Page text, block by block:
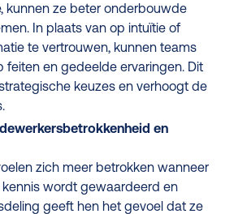
kunnen ze beter onderbouwde
In plaats van op intuïtie of
te vertrouwen, kunnen teams
feiten en gedeelde ervaringen. Dit
keuzes en verhoogt de
en
zich meer betrokken wanneer
wordt gewaardeerd en
geeft hen het gevoel dat ze